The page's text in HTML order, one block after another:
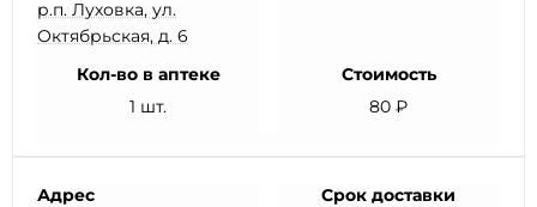
р.п. Луховка, ул.
Октябрьская, д. 6
Кол-во в аптеке
1 шт.
Стоимость
80 ₽
Адрес
Срок доставки